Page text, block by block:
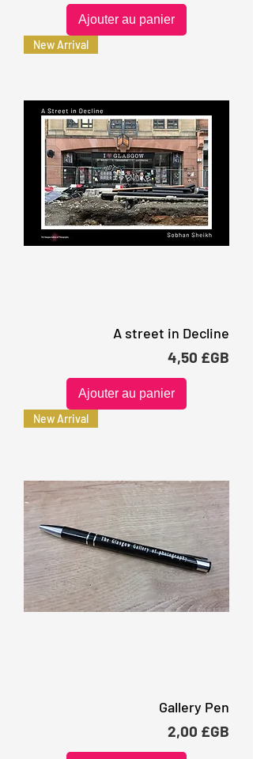
Ajouter au panier
New Arrival
A street in Decline
Prix
4,50 £GB
Ajouter au panier
New Arrival
Gallery Pen
Prix
2,00 £GB